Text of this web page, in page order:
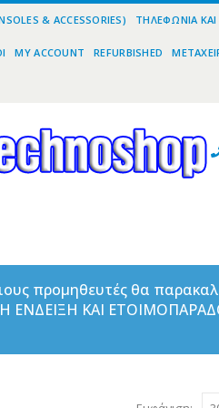
& ACCESSORIES) ΤΗΛΕΦΩΝΊΑ
MY ACCOUNT REFURBISHED
προμηθευτές θα
ΕΝΔΕΙΞΗ ΚΑΙ